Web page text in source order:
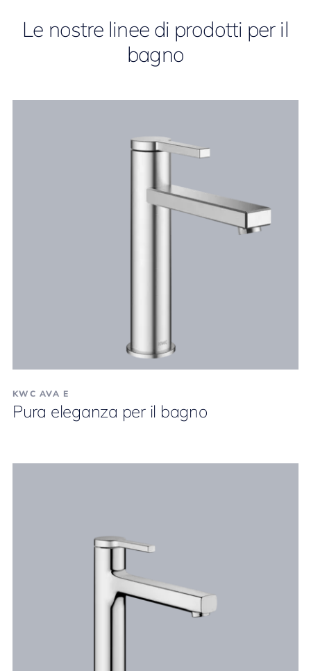
Le nostre linee di prodotti per il
bagno
KWC AVA E
Pura eleganza per il bagno